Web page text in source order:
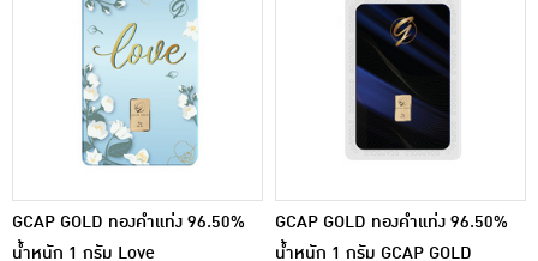
GCAP GOLD ทองคำแท่ง 96.50%
น้ำหนัก 1 กรัม Love
GCAP GOLD ทองคำแท่ง 96.50%
น้ำหนัก 1 กรัม GCAP GOLD